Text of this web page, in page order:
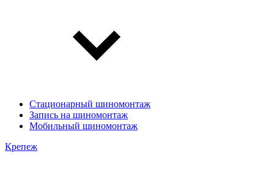
Стационарный шиномонтаж
Запись на шиномонтаж
Мобильный шиномонтаж
Крепеж